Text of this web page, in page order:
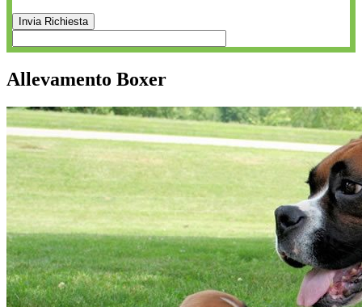
Allevamento Boxer